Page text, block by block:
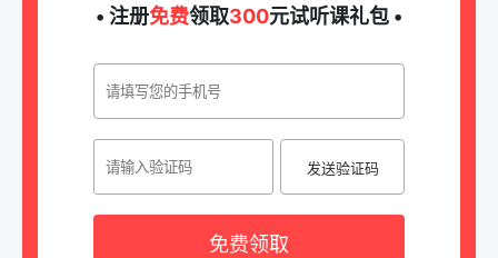
• 注册免费领取300元试听课礼包 •
发送验证码
免费领取